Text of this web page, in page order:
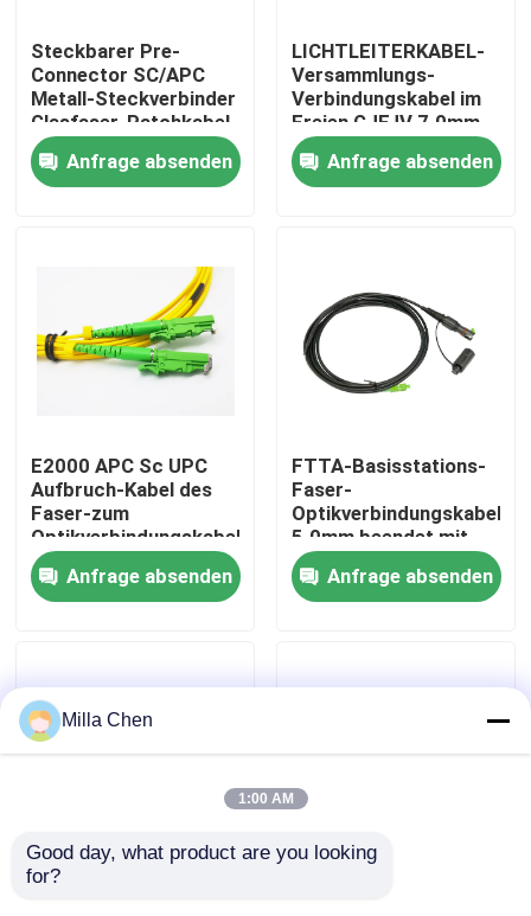
Fabrik-Ausflug
Qualitätskontrolle
Treten Sie mit uns in Verbindung
Fälle
Steckbarer Pre-
Connector SC/APC
Metall-Steckverbinder
Glasfaser-Patchkabel
Schwarz für Durch-
Rohr- und Wand-FTTH
Anfrage absenden
LICHTLEITERKABEL-
Versammlungs-
Verbindungskabel im
Freien GJFJV 7.0mm
G657A2 2.0mm FTTA
LC Duplex
Anfrage absenden
E2000 APC Sc UPC
Aufbruch-Kabel des
Faser-zum
Optikverbindungskabel-
Singlemode
Simplexbetrieb-
1.8mm LSZH
Anfrage absenden
FTTA-Basisstations-
Faser-
Optikverbindungskabel
5.0mm beendet mit
Supertap Sc-
Verbindungsstücken
Anfrage absenden
Lc-/APC-Faser-
Milla Chen
1:00 AM
Good day, what product are you looking
for?